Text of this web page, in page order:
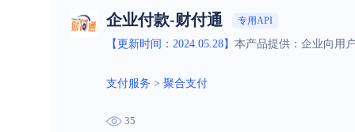
企业付款-财付通 专用API
【更新时间：2024.05.28】 本产品提供：企业向用
支付服务 > 聚合支付
35